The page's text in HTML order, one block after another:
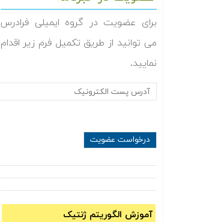
برای عضویت در گروه ایمیلی فرادرس
می توانید از طریق تکمیل فرم زیر اقدام
نمایید.
آموزش الگوریتم ژنتیک